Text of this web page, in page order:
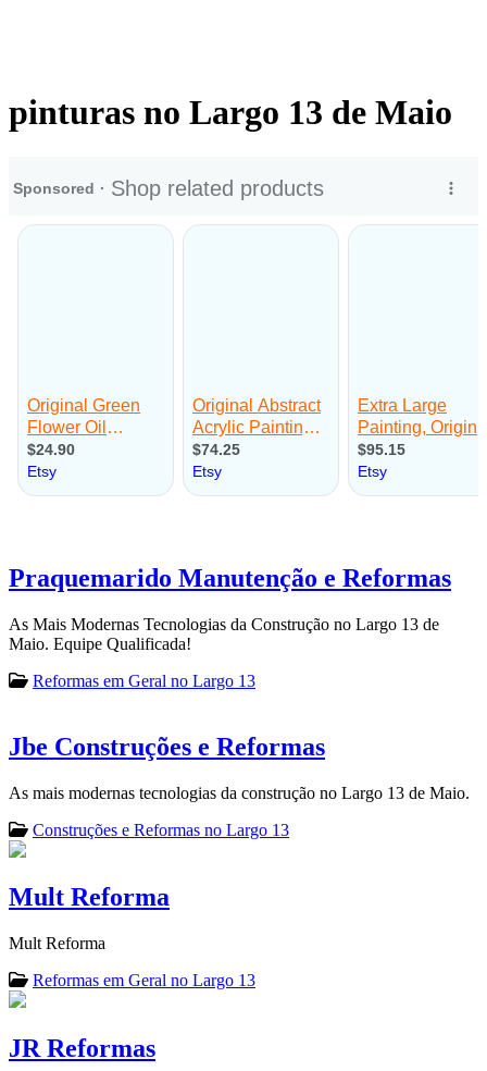
pinturas no Largo 13 de Maio
Praquemarido Manutenção e Reformas
As Mais Modernas Tecnologias da Construção no Largo 13 de
Maio. Equipe Qualificada!
Reformas em Geral no Largo 13
Jbe Construções e Reformas
As mais modernas tecnologias da construção no Largo 13 de Maio.
Construções e Reformas no Largo 13
Mult Reforma
Mult Reforma
Reformas em Geral no Largo 13
JR Reformas